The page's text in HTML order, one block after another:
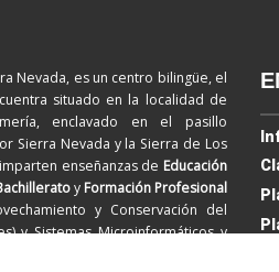
Nevada, es un centro bilingüe, el
situado en la localidad de
enclavado en el pasillo
Sierra Nevada y la Sierra de Los
enseñanzas de Educación
y Formación Profesional
y Conservación del
y Sistemas Microinformáticos y